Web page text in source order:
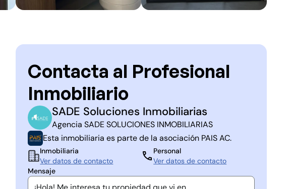
Contacta al Profesional
Inmobiliario
SS SADE Soluciones Inmobiliarias
AgenciaSADE SOLUCIONES INMOBILIARIAS
Esta inmobiliaria es parte de la asociación PAIS AC.
Inmobiliaria
Ver datos de contacto
Personal
Ver datos de contacto
Mensaje